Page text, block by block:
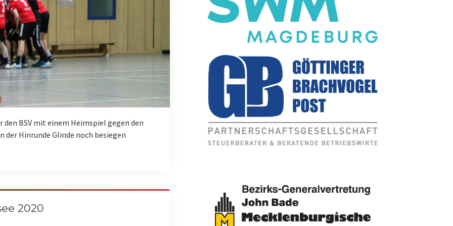
BSV mit einem Heimspiel gegen den
der Hinrunde Glinde noch besiegen
2020